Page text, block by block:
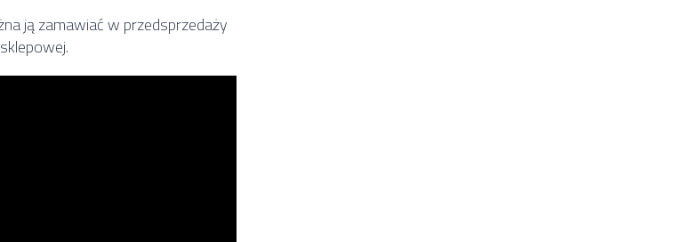
ją zamawiać w przedsprzedaży